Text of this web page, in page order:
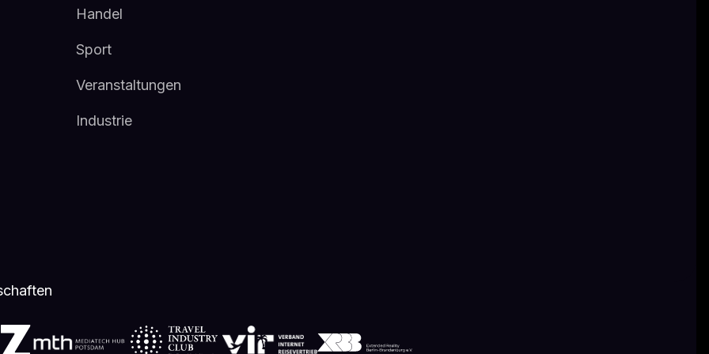
Handel
Sport
Veranstaltungen
Industrie